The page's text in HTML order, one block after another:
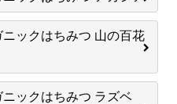
ニックはちみつ 山の百花
ニックはちみつ ラズベ